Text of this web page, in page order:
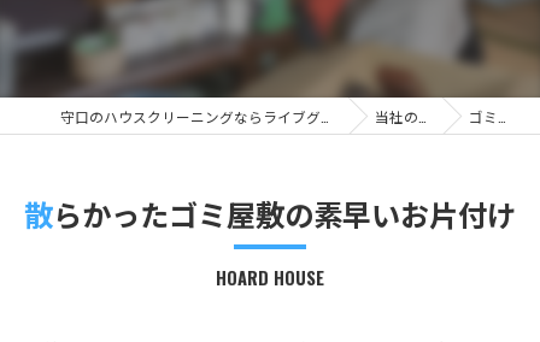
当社の特徴 ゴミ屋敷
散らかったゴミ屋敷の素早いお片付け
HOARD HOUSE